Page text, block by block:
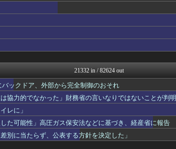
まうｗｗ...
なんJミュージアム
上が...
サイ速
（社民系...
/)；｀ω´)＜国家総動...
。すると...
修羅場ライフ速報
権を完全...
海外トークログ
女子アナお宝画像速報－5c...
VIPPER速報
おたくみくす 声優まとめ
いたしん！
？
遊戯王マスターデュエルまと...
21332 in / 82624 out
ックドア、外部から完全制御のおそれ
協力的でなかった」財務省の言いなりではないことが判明
レに」
た可能性」高圧ガス保安法などに基づき、経産省に報告
別に当たらず、公表する方針を決定した」